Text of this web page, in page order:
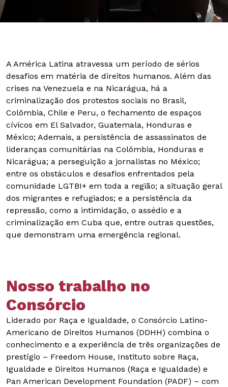
A América Latina atravessa um período de sérios
desafios em matéria de direitos humanos. Além das
crises na Venezuela e na Nicarágua, há a
criminalização dos protestos sociais no Brasil,
Colômbia, Chile e Peru, o fechamento de espaços
cívicos em El Salvador, Guatemala, Honduras e
México; Ademais, a persistência de assassinatos de
lideranças comunitárias na Colômbia, Honduras e
Nicarágua; a perseguição a jornalistas no México;
entre os obstáculos e desafios enfrentados pela
comunidade LGTBI+ em toda a região; a situação geral
dos migrantes e refugiados; e a persistência da
repressão, como a intimidação, o assédio e a
criminalização em Cuba que, entre outras questões,
que demonstram uma emergência regional.
Nosso trabalho no
Consórcio
Liderado por Raça e Igualdade, o Consórcio Latino-
Americano de Direitos Humanos (DDHH) combina o
conhecimento e a experiência de três organizações de
prestígio – Freedom House, Instituto sobre Raça,
Igualdade e Direitos Humanos (Raça e Igualdade) e
Pan American Development Foundation (PADF) – com